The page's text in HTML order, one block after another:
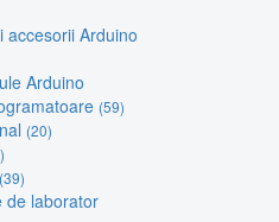
accesorii Arduino
Arduino
(59)
(20)
(39)
de laborator